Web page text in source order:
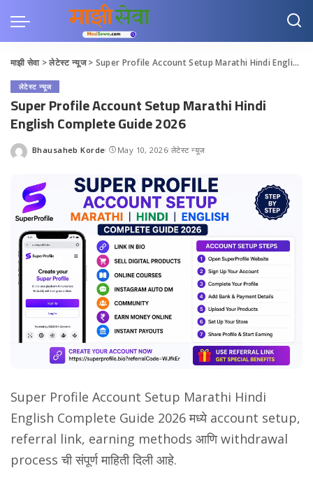
माझी सेवा>लेटेस्ट न्यूज> Super Profile Account Setup Marathi Hindi English Complete Guide 2026
लेटेस्ट न्यूज
Super Profile Account Setup Marathi Hindi
English Complete Guide 2026
Posted
Bhausaheb Korde May 10, 2026 लेटेस्ट न्यूज
Super Profile Account Setup Marathi Hindi
English Complete Guide 2026 मध्ये account setup,
referral link, earning methods आणि withdrawal
process ची संपूर्ण माहिती दिली आहे.